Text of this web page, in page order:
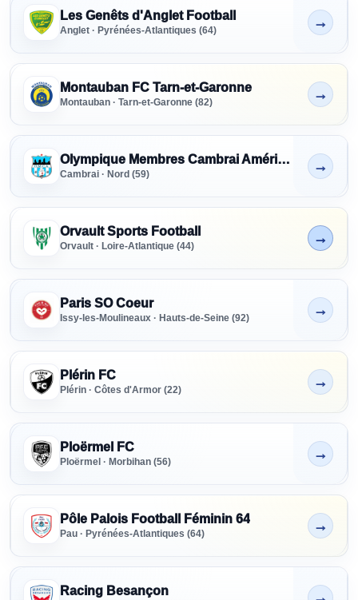
Les Genêts d'Anglet Football
Anglet · Pyrénées-Atlantiques (64)
Non indiqué
→
Montauban FC Tarn-et-Garonne
Montauban · Tarn-et-Garonne (82)
Non indiqué
→
Olympique Membres Cambrai Amérique
Cambrai · Nord (59)
Non indiqué
→
Orvault Sports Football
Orvault · Loire-Atlantique (44)
En cours
→
Paris SO Coeur
Issy-les-Moulineaux · Hauts-de-Seine (92)
Non indiqué
→
Plérin FC
Plérin · Côtes d'Armor (22)
Non indiqué
→
Ploërmel FC
Ploërmel · Morbihan (56)
Non indiqué
→
Pôle Palois Football Féminin 64
Pau · Pyrénées-Atlantiques (64)
Non indiqué
→
Racing Besançon
Non indiqué